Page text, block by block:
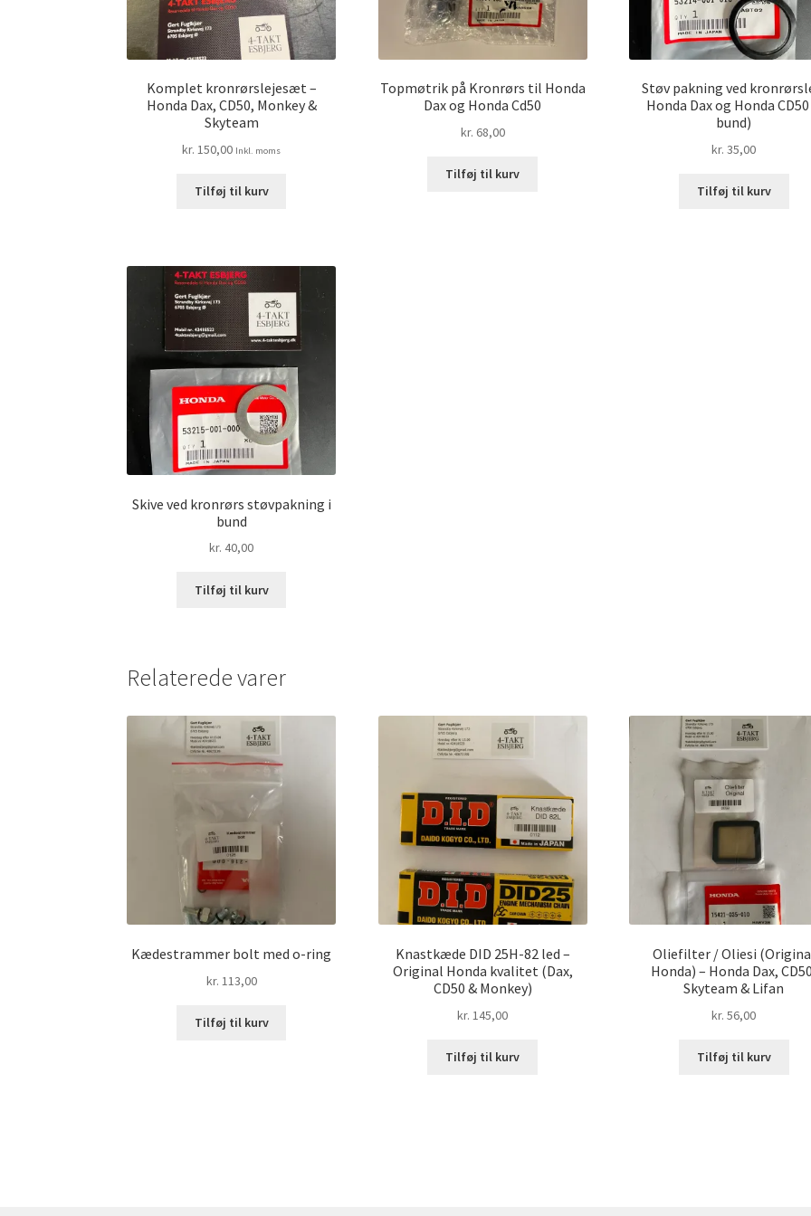
Komplet kronrørslejesæt –
Honda Dax, CD50, Monkey &
Skyteam
kr. 150,00 Inkl. moms
Tilføj til kurv
Topmøtrik på Kronrørs til Honda
Dax og Honda Cd50
kr. 68,00
Tilføj til kurv
Støv pakning ved
Honda Dax og Honda
bund)
kr. 35,00
Tilføj til kurv
Skive ved kronrørs støvpakning i
bund
kr. 40,00
Tilføj til kurv
Relaterede varer
Kædestrammer bolt med o-ring
kr. 113,00
Tilføj til kurv
Knastkæde DID 25H-82 led –
Original Honda kvalitet (Dax,
CD50 & Monkey)
kr. 145,00
Tilføj til kurv
Oliefilter / Oliesi
Honda) – Honda Dax,
Skyteam & Lifan
kr. 56,00
Tilføj til kurv